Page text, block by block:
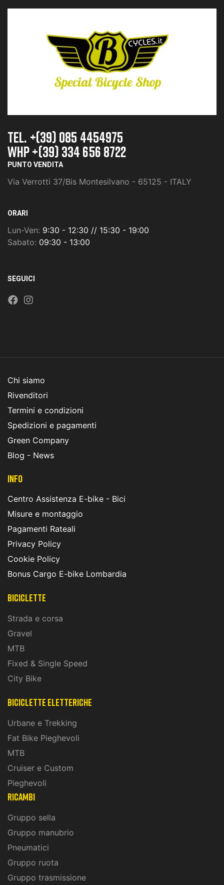
TEL. +(39) 085 4454975
whp +(39) 334 656 8722
PUNTO VENDITA
Via Verrotti 37/Bis Montesilvano - 65125 - ITALY
ORARI
Lun-Ven: 9:30 - 12:30 // 15:30 - 19:00
Sabato: 09:30 - 13:00
SEGUICI
Chi siamo
Rivenditori
Termini e condizioni
Spedizioni e pagamenti
Green Company
Blog - News
INFO
Centro Assistenza E-bike - Bici
Misure e montaggio
Pagamenti Rateali
Privacy Policy
Cookie Policy
Bonus Cargo E-bike Lombardia
Biciclette
Strada e corsa
Gravel
MTB
Fixed & Single Speed
City Bike
biciclette eletteriche
Urbane e Trekking
Fat Bike Pieghevoli
MTB
Cruiser e Custom
Pieghevoli
ricambi
Gruppo sella
Gruppo manubrio
Pneumatici
Gruppo ruota
Gruppo trasmissione